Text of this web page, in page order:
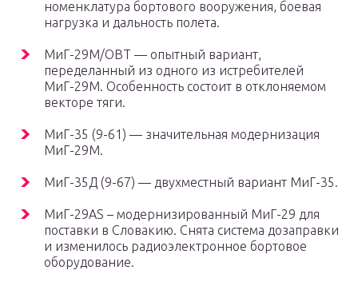
номенклатура бортового вооружения, боевая
нагрузка и дальность полета.
МиГ-29М/ОВТ — опытный вариант,
переделанный из одного из истребителей
МиГ-29М. Особенность состоит в отклоняемом
векторе тяги.
МиГ-35 (9-61) — значительная модернизация
МиГ-29М.
МиГ-35Д (9-67) — двухместный вариант МиГ-35.
МиГ-29AS – модернизированный МиГ-29 для
поставки в Словакию. Снята система дозаправки
и изменилось радиоэлектронное бортовое
оборудование.